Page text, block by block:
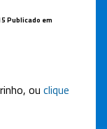
Publicado em
ou clique